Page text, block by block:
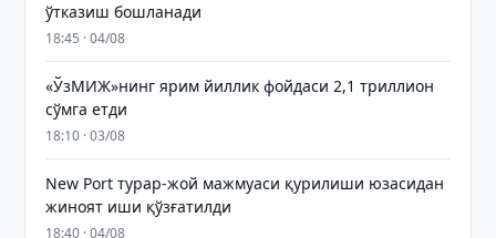
ўтказиш бошланади
18:45 · 04/08
«ЎзМИЖ»нинг ярим йиллик фойдаси 2,1 триллион
сўмга етди
18:10 · 03/08
New Port турар-жой мажмуаси қурилиши юзасидан
жиноят иши қўзғатилди
18:40 · 04/08